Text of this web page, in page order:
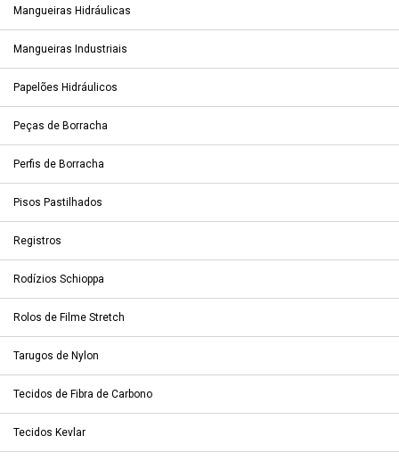
Mangueiras Hidráulicas
Mangueiras Industriais
Papelões Hidráulicos
Peças de Borracha
Perfis de Borracha
Pisos Pastilhados
Registros
Rodízios Schioppa
Rolos de Filme Stretch
Tarugos de Nylon
Tecidos de Fibra de Carbono
Tecidos Kevlar